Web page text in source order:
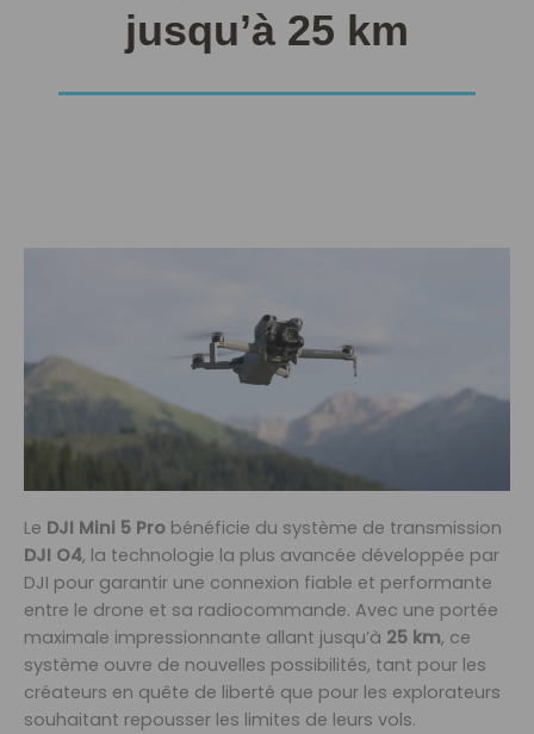
jusqu’à 25 km
Le DJI Mini 5 Pro bénéficie du système de transmission
DJI O4, la technologie la plus avancée développée par
DJI pour garantir une connexion fiable et performante
entre le drone et sa radiocommande. Avec une portée
maximale impressionnante allant jusqu’à 25 km, ce
système ouvre de nouvelles possibilités, tant pour les
créateurs en quête de liberté que pour les explorateurs
souhaitant repousser les limites de leurs vols.